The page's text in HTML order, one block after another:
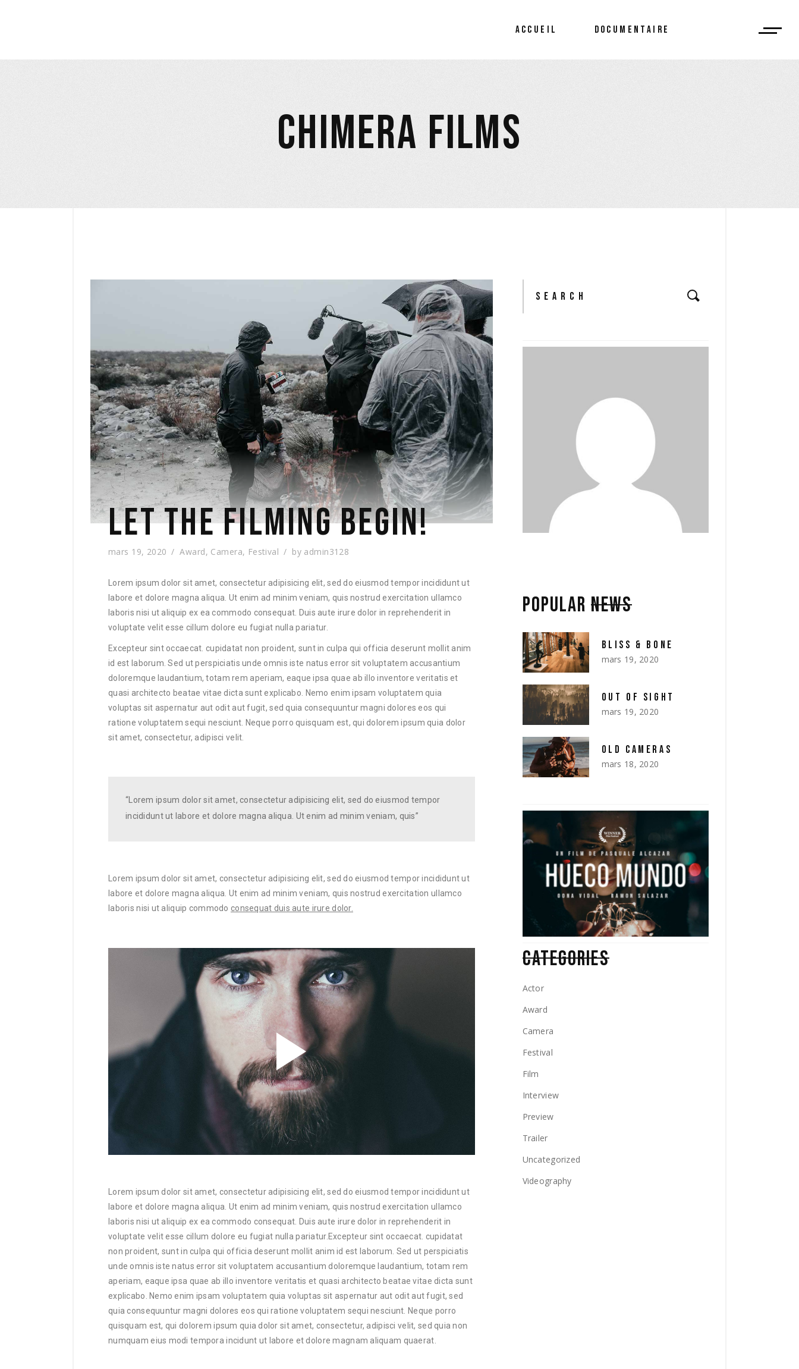
ACCUEIL DOCUMENTAIRE
CHIMERA FILMS
LET THE FILMING BEGIN!
mars 19, 2020 Award, Camera, Festival by admin3128
Lorem ipsum dolor sit amet, consectetur adipisicing elit, sed do eiusmod tempor incididunt ut
labore et dolore magna aliqua. Ut enim ad minim veniam, quis nostrud exercitation ullamco
laboris nisi ut aliquip ex ea commodo consequat. Duis aute irure dolor in reprehenderit in
voluptate velit esse cillum dolore eu fugiat nulla pariatur.
Excepteur sint occaecat. cupidatat non proident, sunt in culpa qui officia deserunt mollit anim
id est laborum. Sed ut perspiciatis unde omnis iste natus error sit voluptatem accusantium
doloremque laudantium, totam rem aperiam, eaque ipsa quae ab illo inventore veritatis et
quasi architecto beatae vitae dicta sunt explicabo. Nemo enim ipsam voluptatem quia
voluptas sit aspernatur aut odit aut fugit, sed quia consequuntur magni dolores eos qui
ratione voluptatem sequi nesciunt. Neque porro quisquam est, qui dolorem ipsum quia dolor
sit amet, consectetur, adipisci velit.
“Lorem ipsum dolor sit amet, consectetur adipisicing elit, sed do eiusmod tempor
incididunt ut labore et dolore magna aliqua. Ut enim ad minim veniam, quis”
Lorem ipsum dolor sit amet, consectetur adipisicing elit, sed do eiusmod tempor incididunt ut
labore et dolore magna aliqua. Ut enim ad minim veniam, quis nostrud exercitation ullamco
laboris nisi ut aliquip commodo consequat duis aute irure dolor.
Lorem ipsum dolor sit amet, consectetur adipisicing elit, sed do eiusmod tempor incididunt ut
labore et dolore magna aliqua. Ut enim ad minim veniam, quis nostrud exercitation ullamco
laboris nisi ut aliquip ex ea commodo consequat. Duis aute irure dolor in reprehenderit in
voluptate velit esse cillum dolore eu fugiat nulla pariatur.Excepteur sint occaecat. cupidatat
non proident, sunt in culpa qui officia deserunt mollit anim id est laborum. Sed ut perspiciatis
unde omnis iste natus error sit voluptatem accusantium doloremque laudantium, totam rem
aperiam, eaque ipsa quae ab illo inventore veritatis et quasi architecto beatae vitae dicta sunt
explicabo. Nemo enim ipsam voluptatem quia voluptas sit aspernatur aut odit aut fugit, sed
quia consequuntur magni dolores eos qui ratione voluptatem sequi nesciunt. Neque porro
quisquam est, qui dolorem ipsum quia dolor sit amet, consectetur, adipisci velit, sed quia non
numquam eius modi tempora incidunt ut labore et dolore magnam aliquam quaerat.
POPULARNEWS
BLISS & BONE
mars 19, 2020
OUT OF SIGHT
mars 19, 2020
OLD CAMERAS
mars 18, 2020
CATEGORIES
Actor
Award
Camera
Festival
Film
Interview
Preview
Trailer
Uncategorized
Videography